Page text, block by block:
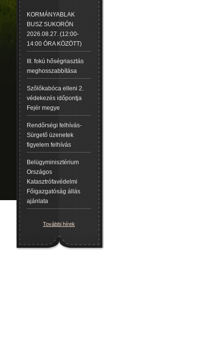
KORMÁNYABLAK
BUSZ SUKORÓN
2026.08.27. (12:00-
14:00 ÓRA KÖZÖTT)
III. fokú hőségriasztás
meghosszabbítása
Szőlőkabóca elleni 2.
védekezés időpontja
Fejér megye
Rendőrségi felhívás-
Sürgető üzenetek
figyelem felhívás
Belügyminisztérium
Országos
Katasztrófavédelmi
Főigazgatóság állás
ajánlata
További hírek